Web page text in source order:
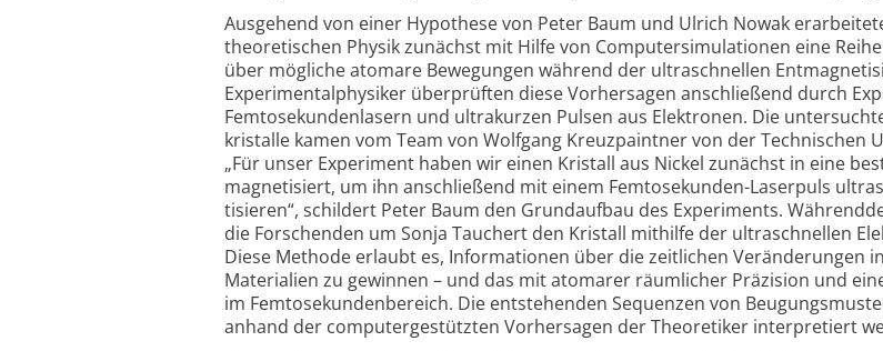
Ausgehend von einer Hypothese von Peter Baum und Ulrich Nowak
theo­retischen Physik zunächst mit Hilfe von Computersimulationen eine
über mögliche atomare Bewegungen während der ultra­schnellen
Experimental­physiker überprüften diese Vorhersagen anschließend durch
Femtosekundenlasern und ultrakurzen Pulsen aus Elektronen. Die
kristalle kamen vom Team von Wolfgang Kreuz­paintner von der Tech­nischen
„Für unser Experiment haben wir einen Kristall aus Nickel zunächst in eine
magnetisiert, um ihn anschließend mit einem Femto­sekunden-Laserpuls
tisieren“, schildert Peter Baum den Grundaufbau des Experiments.
die Forschenden um Sonja Tauchert den Kristall mithilfe der ultra­schnellen
Diese Methode erlaubt es, Informationen über die zeitlichen Verän­derungen
Materialien zu gewinnen – und das mit atomarer räumlicher Präzision und
im Femtosekunden­bereich. Die entstehenden Sequenzen von
anhand der computer­gestützten Vorhersagen der Theoretiker interpretiert